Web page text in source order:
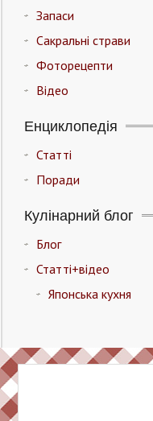
Запаси
Сакральні страви
Фоторецепти
Відео
Енциклопедія
Статті
Поради
Кулінарний блог
Блог
Статті+відео
Японська кухня